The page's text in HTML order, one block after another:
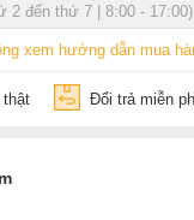
2 đến thứ 7 | 8:00 - 17:00)
xem hướng dẫn mua
thật Đổi trả miễn